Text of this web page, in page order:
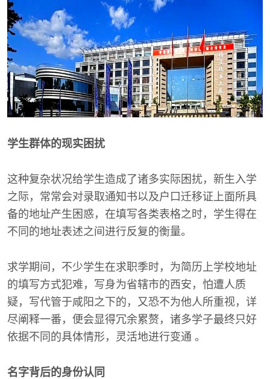
学生群体的现实困扰
这种复杂状况给学生造成了诸多实际困扰，新生入学
之际，常常会对录取通知书以及户口迁移证上面所具
备的地址产生困惑，在填写各类表格之时，学生得在
不同的地址表述之间进行反复的衡量。
求学期间，不少学生在求职季时，为简历上学校地址
的填写方式犯难，写身为省辖市的西安，怕遭人质
疑，写代管于咸阳之下的，又恐不为他人所重视，详
尽阐释一番，便会显得冗余累赘，诸多学子最终只好
依据不同的具体情形，灵活地进行变通 。
名字背后的身份认同